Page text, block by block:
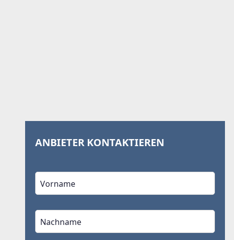
ANBIETER KONTAKTIEREN